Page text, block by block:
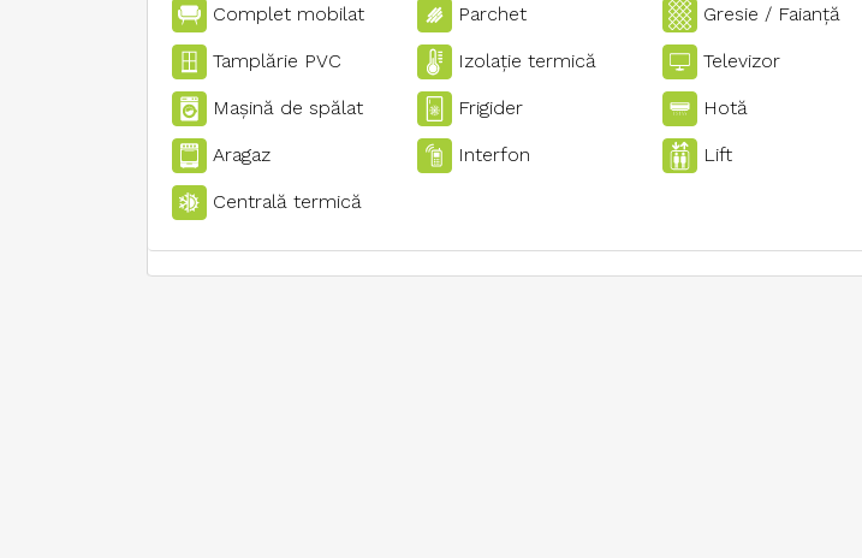
Complet mobilat Parchet Gresie / Faianţă
Tamplărie PVC Izolaţie termică Televizor
Maşină de spălat Frigider Hotă
Aragaz Interfon Lift
Centrală termică